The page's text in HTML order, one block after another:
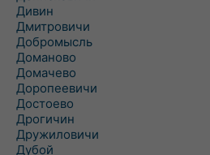
Дивин
Дмитровичи
Добромысль
Доманово
Домачево
Доропеевичи
Достоево
Дрогичин
Дружиловичи
Дубой